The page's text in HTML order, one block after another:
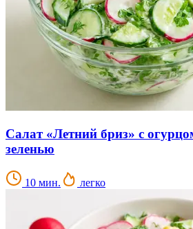
Салат «Летний бриз» с
зеленью
10 мин. легко